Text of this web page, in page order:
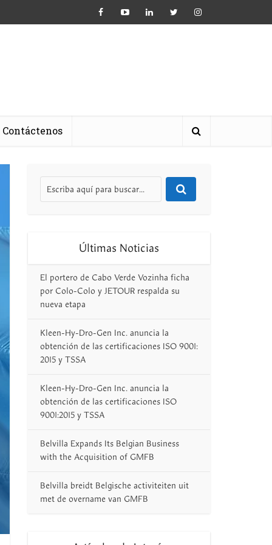
Contáctenos
Últimas Noticias
El portero de Cabo Verde Vozinha ficha
por Colo-Colo y JETOUR respalda su
nueva etapa
Kleen-Hy-Dro-Gen Inc. anuncia la
obtención de las certificaciones ISO 9001:
2015 y TSSA
Kleen-Hy-Dro-Gen Inc. anuncia la
obtención de las certificaciones ISO
9001:2015 y TSSA
Belvilla Expands Its Belgian Business
with the Acquisition of GMFB
Belvilla breidt Belgische activiteiten uit
met de overname van GMFB